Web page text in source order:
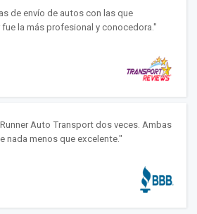
de envío de autos con las que
fue la más profesional y conocedora."
Auto Transport dos veces. Ambas
nada menos que excelente."